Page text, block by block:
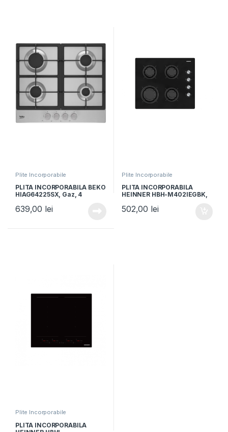
Plite Incorporabile
PLITA INCORPORABILA BEKO
HIAG64225SX, Gaz, 4
Gratar fonta, Aprindere
electrica, Inox
639,00 lei
Plite Incorporabile
PLITA INCORPORABILA
HEINNER HBH-M402IEGBK,
60cm, Aprindere electrica,
Sticla neagra
502,00 lei
Plite Incorporabile
PLITA INCORPORABILA